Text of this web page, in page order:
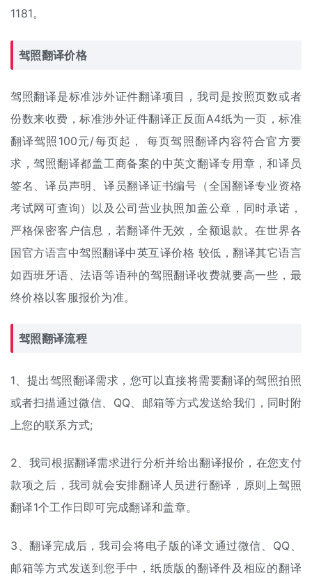
1181。
驾照翻译价格
驾照翻译是标准涉外证件翻译项目，我司是按照页数或者
份数来收费，标准涉外证件翻译正反面A4纸为一页，标准
翻译驾照100元/每页起， 每页驾照翻译内容符合官方要
求，驾照翻译都盖工商备案的中英文翻译专用章，和译员
签名、译员声明、译员翻译证书编号（全国翻译专业资格
考试网可查询）以及公司营业执照加盖公章，同时承诺，
严格保密客户信息，若翻译件无效，全额退款。在世界各
国官方语言中驾照翻译中英互译价格 较低，翻译其它语言
如西班牙语、法语等语种的驾照翻译收费就要高一些，最
终价格以客服报价为准。
驾照翻译流程
1、提出驾照翻译需求，您可以直接将需要翻译的驾照拍照
或者扫描通过微信、QQ、邮箱等方式发送给我们，同时附
上您的联系方式;
2、我司根据翻译需求进行分析并给出翻译报价 ，在您支付
款项之后，我司就会安排翻译人员进行翻译，原则上驾照
翻译1个工作日即可完成翻译和盖章。
3、翻译完成后，我司会将电子版的译文通过微信、QQ、
邮箱等方式发送到您手中，纸质版的翻译件及相应的翻译